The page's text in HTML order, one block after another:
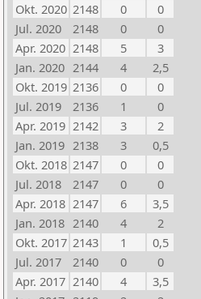
Okt. 2020 2148 0
0
Jul. 2020
2148 0
0
Apr. 2020 2148 5
3
Jan. 2020 2144 4
2,5
Okt. 2019 2136 0
0
Jul. 2019
2136 1
0
Apr. 2019 2142 3
2
Jan. 2019 2138 3
0,5
Okt. 2018 2147 0
0
Jul. 2018
2147 0
0
Apr. 2018 2147 6
3,5
Jan. 2018 2140 4
2
Okt. 2017 2143 1
0,5
Jul. 2017
2140 0
0
Apr. 2017 2140 4
3,5